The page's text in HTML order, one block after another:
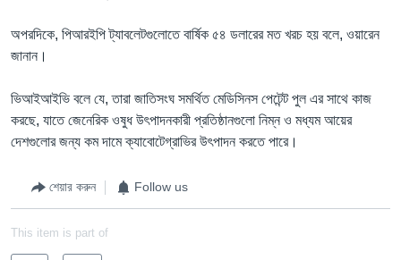
অপরদিকে, পিআরইপি ট্যাবলেটগুলোতে বার্ষিক ৫৪ ডলারের মত খরচ হয় বলে, ওয়ারেন
জানান।
ভিআইআইভি বলে যে, তারা জাতিসংঘ সমর্থিত মেডিসিনস পেটেন্ট পুল এর সাথে কাজ
করছে, যাতে জেনেরিক ওষুধ উৎপাদনকারী প্রতিষ্ঠানগুলো নিম্ন ও মধ্যম আয়ের
দেশগুলোর জন্য কম দামে ক্যাবোটেগ্রাভির উৎপাদন করতে পারে।
শেয়ার করুন Follow us
This item is part of